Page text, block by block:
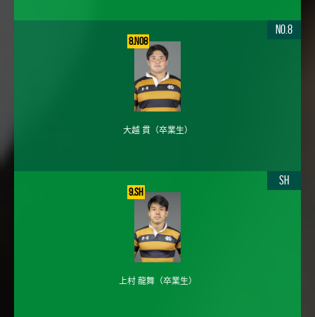
8.No8
大越 貫（卒業生）
No.8
9.SH
上村 龍舞（卒業生）
SH